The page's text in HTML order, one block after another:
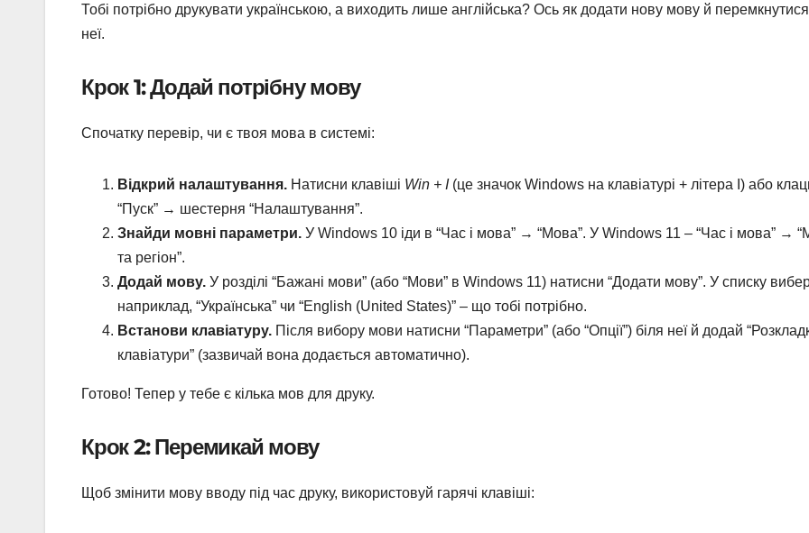
Тобі потрібно друкувати українською, а виходить лише англійська? Ось як додати нову мову й
неї.
Крок 1: Додай потрібну мову
Спочатку перевір, чи є твоя мова в системі:
Відкрий налаштування. Натисни клавіші Win + I(це значок Windows на клавіатурі + літера I) або
“Пуск” → шестерня “Налаштування”.
Знайди мовні параметри. У Windows 10 іди в “Час і мова” → “Мова”. У Windows 11 – “Час і мова” →
та регіон”.
Додай мову. У розділі “Бажані мови” (або “Мови” в Windows 11) натисни “Додати мову”. У списку
наприклад, “Українська” чи “English (United States)” – що тобі потрібно.
Встанови клавіатуру. Після вибору мови натисни “Параметри” (або “Опції”) біля неї й додай
клавіатури” (зазвичай вона додається автоматично).
Готово! Тепер у тебе є кілька мов для друку.
Крок 2: Перемикай мову
Щоб змінити мову вводу під час друку, використовуй гарячі клавіші: